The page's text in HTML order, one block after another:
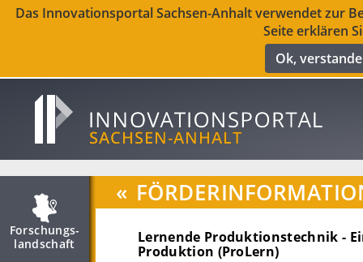
Das Innovationsportal Sachsen-Anhalt verwendet zur
Seite erklären
Ok,
Forschungs­
landschaft
«
Lernende Produktionstechnik -
Produktion (ProLern)